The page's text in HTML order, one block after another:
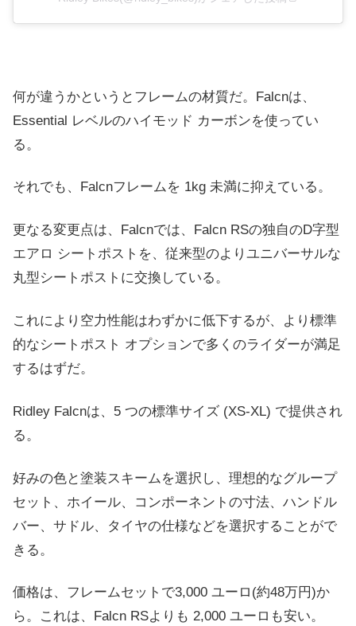
何が違うかというとフレームの材質だ。Falcnは、
Essential レベルのハイモッド カーボンを使ってい
る。
それでも、Falcnフレームを 1kg 未満に抑えている。
更なる変更点は、Falcnでは、Falcn RSの独自のD字型
エアロ シートポストを、従来型のよりユニバーサルな
丸型シートポストに交換している。
これにより空力性能はわずかに低下するが、より標準
的なシートポスト オプションで多くのライダーが満足
するはずだ。
Ridley Falcnは、5 つの標準サイズ (XS-XL) で提供され
る。
好みの色と塗装スキームを選択し、理想的なグループ
セット、ホイール、コンポーネントの寸法、ハンドル
バー、サドル、タイヤの仕様などを選択することがで
きる。
価格は、フレームセットで3,000 ユーロ(約48万円)か
ら。これは、Falcn RSよりも 2,000 ユーロも安い。